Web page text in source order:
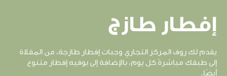
إفطار طازج
يقدم لك روف المركز التجاري وجبات إفطار طازجة، من المقلاة
إلى طبقك مباشرةً كل يوم، بالإضافة إلى بوفيه إفطار متنوع
أيضًا.